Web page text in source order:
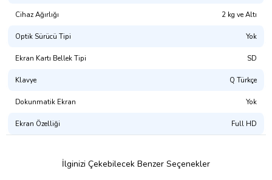
Cihaz Ağırlığı 2 kg ve Altı
Optik Sürücü Tipi Yok
Ekran Kartı Bellek Tipi SD
Klavye Q Türkçe
Dokunmatik Ekran Yok
Ekran Özelliği Full HD
İlginizi Çekebilecek Benzer Seçenekler